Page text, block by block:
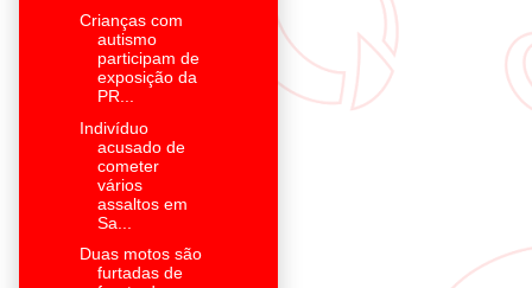
Crianças com
autismo
participam de
exposição da
PR...
Indivíduo
acusado de
cometer
vários
assaltos em
Sa...
Duas motos são
furtadas de